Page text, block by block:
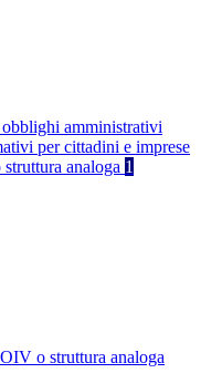
obblighi amministrativi
per cittadini e imprese
analoga 1
o struttura analoga